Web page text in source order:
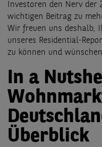
Investoren den Nerv der
wichtigen Beitrag zu
Wir freuen uns deshalb,
unseres Residential-
zu können und
In a
Überblick